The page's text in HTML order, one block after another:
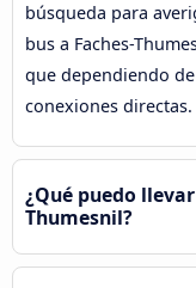
búsqueda para
bus a Faches-
que dependiendo
conexiones directas.
¿Qué puedo
Thumesnil?